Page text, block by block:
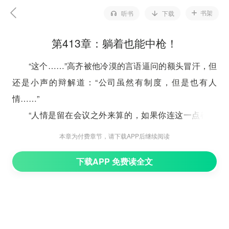
听书 下载 书架
第413章：躺着也能中枪！
“这个……”高齐被他冷漠的言语逼问的额头冒汗，但
还是小声的辩解道：“公司虽然有制度，但是也有人
情……”
“人情是留在会议之外来算的，如果你连这一点都搞
不懂的话，那就可以回去写辞呈了。”
赤，诺诺的接不上话来。众人也一阵唏嘘，窃窃私语的议
本章为付费章节，请下载APP后继续阅读
下载APP 免费读全文